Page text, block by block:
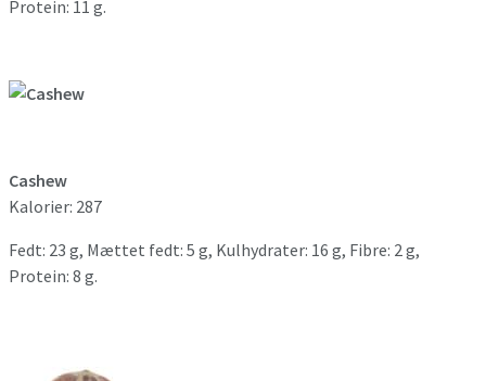
Protein: 11 g.
Cashew
Kalorier: 287
Fedt: 23 g, Mættet fedt: 5 g, Kulhydrater: 16 g, Fibre: 2 g,
Protein: 8 g.